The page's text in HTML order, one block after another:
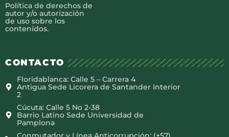
Política de derechos de
autor y/o autorización
de uso sobre los
contenidos.
CONTACTO
Floridablanca: Calle 5 – Carrera 4
Antigua Sede Licorera de Santander Interior
2
Cúcuta: Calle 5 No 2-38
Barrio Latino Sede Universidad de
Pamplona